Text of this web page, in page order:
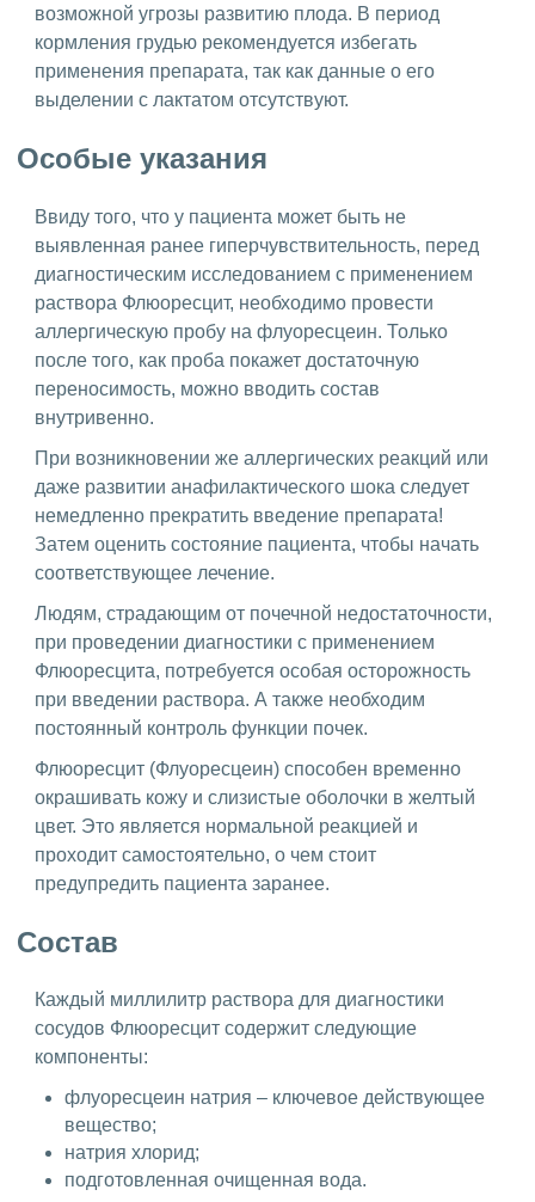
возможной угрозы развитию плода. В период
кормления грудью рекомендуется избегать
применения препарата, так как данные о его
выделении с лактатом отсутствуют.
Особые указания
Ввиду того, что у пациента может быть не
выявленная ранее гиперчувствительность, перед
диагностическим исследованием с применением
раствора Флюоресцит, необходимо провести
аллергическую пробу на флуоресцеин. Только
после того, как проба покажет достаточную
переносимость, можно вводить состав
внутривенно.
При возникновении же аллергических реакций или
даже развитии анафилактического шока следует
немедленно прекратить введение препарата!
Затем оценить состояние пациента, чтобы начать
соответствующее лечение.
Людям, страдающим от почечной недостаточности,
при проведении диагностики с применением
Флюоресцита, потребуется особая осторожность
при введении раствора. А также необходим
постоянный контроль функции почек.
Флюоресцит (Флуоресцеин) способен временно
окрашивать кожу и слизистые оболочки в желтый
цвет. Это является нормальной реакцией и
проходит самостоятельно, о чем стоит
предупредить пациента заранее.
Состав
Каждый миллилитр раствора для диагностики
сосудов Флюоресцит содержит следующие
компоненты:
флуоресцеин натрия – ключевое действующее
вещество;
натрия хлорид;
подготовленная очищенная вода.